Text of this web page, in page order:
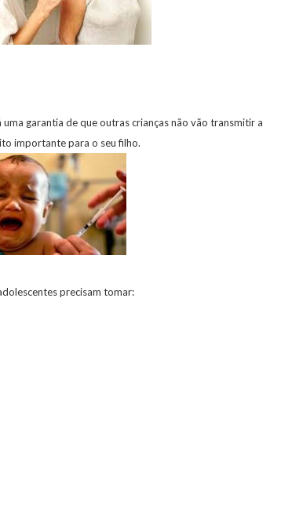
garantia de que outras crianças não vão transmitir a
importante para o seu filho.
precisam tomar: